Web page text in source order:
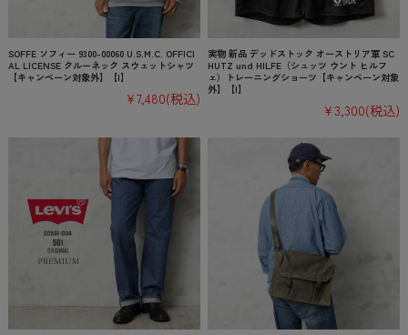
SOFFE ソフィー 9300-00060 U.S.M.C. OFFICI
AL LICENSE クルーネック スウェットシャツ
【キャンペーン対象外】【I】
¥7,480(税込)
実物 新品 デッドストック オーストリア軍 SC
HUTZ und HILFE（シュッツ ウント ヒルフ
ェ）トレーニングショーツ【キャンペーン対象
外】【I】
¥3,300(税込)